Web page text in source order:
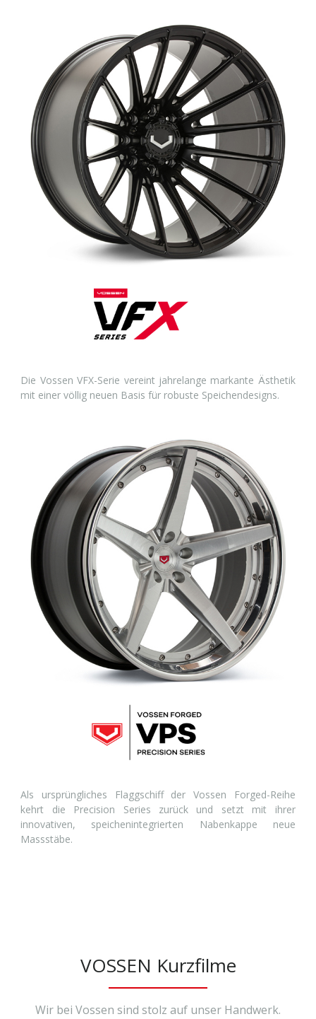
Die Vossen VFX-Serie vereint jahrelange markante Ästhetik
mit einer völlig neuen Basis für robuste Speichendesigns.
Als ursprüngliches Flaggschiff der Vossen Forged-Reihe
kehrt die Precision Series zurück und setzt mit ihrer
innovativen, speichenintegrierten Nabenkappe neue
Massstäbe.
VOSSEN Kurzfilme
Wir bei Vossen sind stolz auf unser Handwerk.